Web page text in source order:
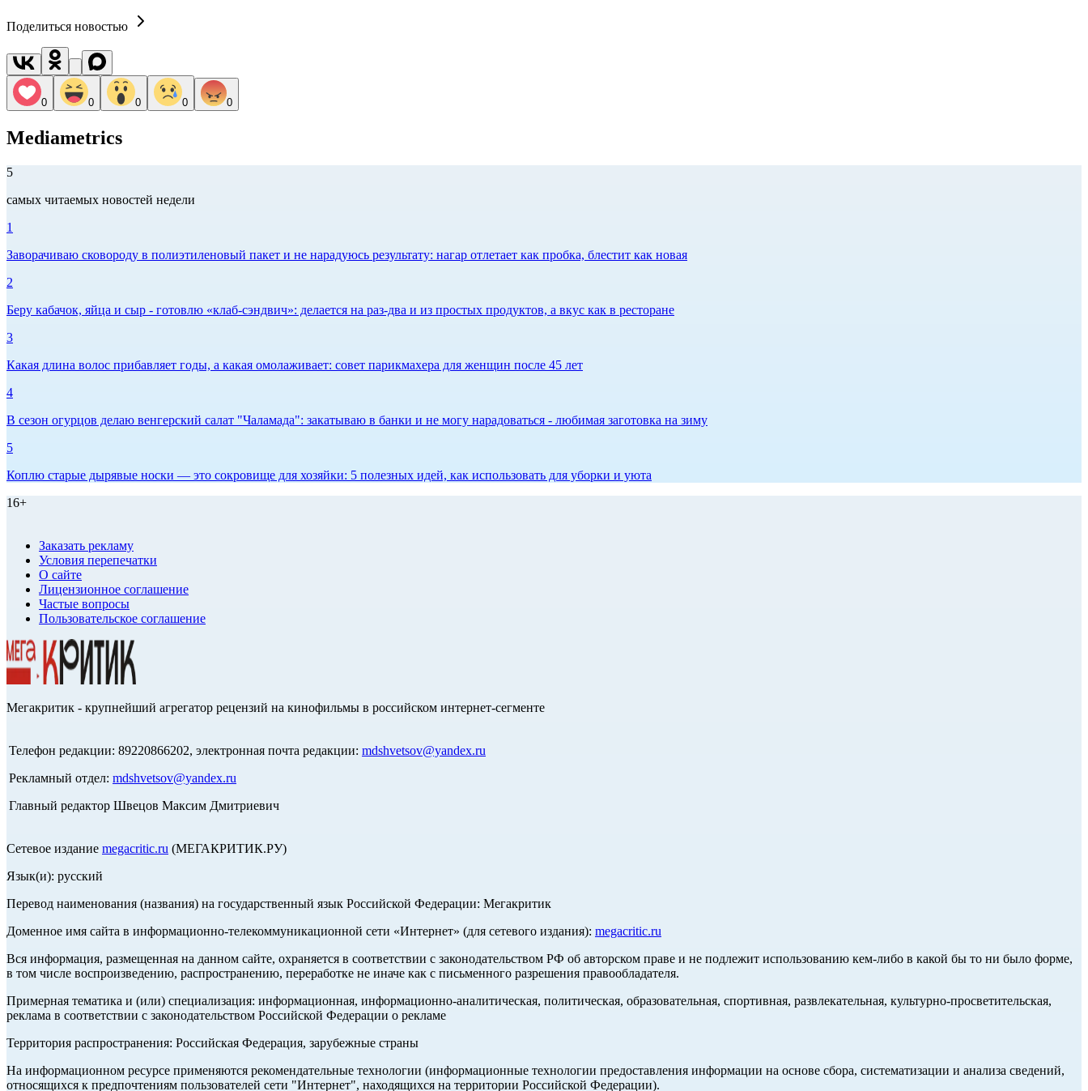
Поделиться новостью
0 0 0 0 0
Mediametrics
5
самых читаемых новостей недели
1
Заворачиваю сковороду в полиэтиленовый пакет и не нарадуюсь результату: нагар отлетает как пробка, блестит как новая
2
Беру кабачок, яйца и сыр - готовлю «клаб-сэндвич»: делается на раз-два и из простых продуктов, а вкус как в ресторане
3
Какая длина волос прибавляет годы, а какая омолаживает: совет парикмахера для женщин после 45 лет
4
В сезон огурцов делаю венгерский салат "Чаламада": закатываю в банки и не могу нарадоваться - любимая заготовка на зиму
5
Коплю старые дырявые носки — это сокровище для хозяйки: 5 полезных идей, как использовать для уборки и уюта
16+
Заказать рекламу
Условия перепечатки
О сайте
Лицензионное соглашение
Частые вопросы
Пользовательское соглашение
Мегакритик - крупнейший агрегатор рецензий на кинофильмы в российском интернет-сегменте
Телефон редакции: 89220866202, электронная почта редакции: mdshvetsov@yandex.ru
Рекламный отдел: mdshvetsov@yandex.ru
Главный редактор Швецов Максим Дмитриевич
Сетевое издание megacritic.ru (МЕГАКРИТИК.РУ)
Язык(и): русский
Перевод наименования (названия) на государственный язык Российской Федерации: Мегакритик
Доменное имя сайта в информационно-телекоммуникационной сети «Интернет» (для сетевого издания): megacritic.ru
Вся информация, размещенная на данном сайте, охраняется в соответствии с законодательством РФ об авторском праве и не подлежит использованию кем-либо в какой бы то ни было форме,
в том числе воспроизведению, распространению, переработке не иначе как с письменного разрешения правообладателя.
Примерная тематика и (или) специализация: информационная, информационно-аналитическая, политическая, образовательная, спортивная, развлекательная, культурно-просветительская,
реклама в соответствии с законодательством Российской Федерации о рекламе
Территория распространения: Российская Федерация, зарубежные страны
На информационном ресурсе применяются рекомендательные технологии (информационные технологии предоставления информации на основе сбора, систематизации и анализа сведений,
относящихся к предпочтениям пользователей сети "Интернет", находящихся на территории Российской Федерации).